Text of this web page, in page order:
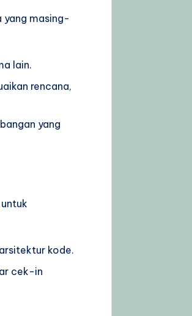
yang masing-
lain.
rencana,
yang
kode.
cek-in